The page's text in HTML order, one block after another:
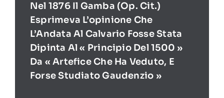
Nel 1876 Il Gamba (op. Cit.)
Esprimeva L’opinione Che
L’Andata Al Calvario Fosse Stata
Dipinta Al « Principio Del 1500 »
Da « Artefice Che Ha Veduto, E
Forse Studiato Gaudenzio »